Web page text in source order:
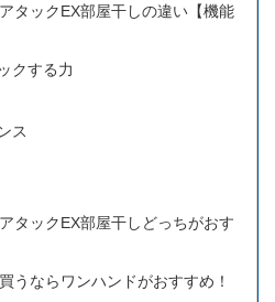
タックEX部屋干しの違い【機能
クする力
ス
タックEX部屋干しどっちがおす
うならワンハンドがおすすめ！